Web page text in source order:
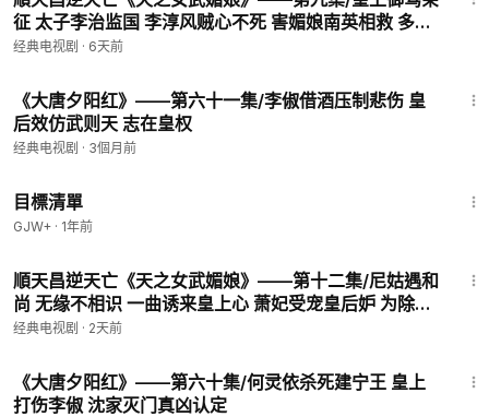
征 太子李治监国 李淳风贼心不死 害媚娘南英相救 多行
不义必自毙 程南英替天行道
经典电视剧 · 6天前
《大唐夕阳红》——第六十一集/李俶借酒压制悲伤 皇
后效仿武则天 志在皇权
经典电视剧 · 3個月前
目標清單
GJW+ · 1年前
順天昌逆天亡《天之女武媚娘》——第十二集/尼姑遇和
尚 无缘不相识 一曲诱来皇上心 萧妃受宠皇后妒 为除情
敌派杀手 南英闻讯救媚娘
经典电视剧 · 2天前
《大唐夕阳红》——第六十集/何灵依杀死建宁王 皇上
打伤李俶 沈家灭门真凶认定